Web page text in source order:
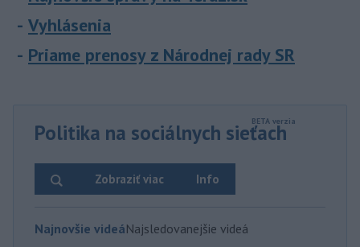
Vyhlásenia
Priame prenosy z Národnej rady SR
Politika na sociálnych sieťach
Info
Zobraziť viac
Najnovšie videáNajsledovanejšie videá